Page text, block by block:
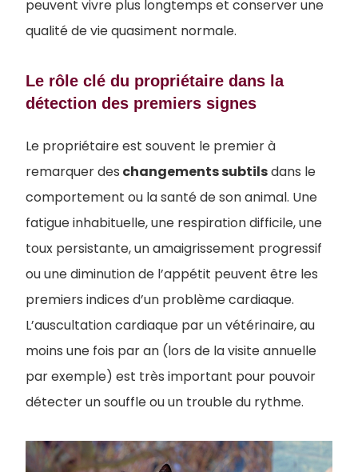
peuvent vivre plus longtemps et conserver une
qualité de vie quasiment normale.
Le rôle clé du propriétaire dans la
détection des premiers signes
Le propriétaire est souvent le premier à
remarquer des changements subtilsdans le
comportement ou la santé de son animal. Une
fatigue inhabituelle, une respiration difficile, une
toux persistante, un amaigrissement progressif
ou une diminution de l’appétit peuvent être les
premiers indices d’un problème cardiaque.
L’auscultation cardiaque par un vétérinaire, au
moins une fois par an (lors de la visite annuelle
par exemple) est très important pour pouvoir
détecter un souffle ou un trouble du rythme.